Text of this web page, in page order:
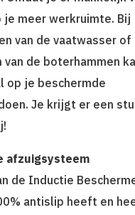
je meer werkruimte. Bij
van de vaatwasser of
van de boterhammen
op je beschermde
Je krijgt er een
afzuigsysteem
de Inductie
antislip heeft en